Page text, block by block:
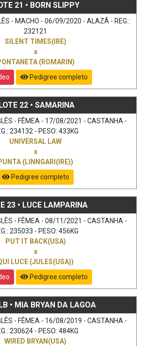
21 • BORN SLIPPY
- MACHO - 06/09/2020 - ALAZÃ - REG.:
232121
SILENT TIMES(IRE)
x
(ROMARIN)
Pedigree completo
22 • SAMARINA
- FÊMEA - 17/08/2021 - CASTANHA -
234132 - PESO: 433KG
UNIVERSAL LAW
x
(LINNGARI(IRE))
Pedigree completo
23 • LUCE LAMPARINA
- FÊMEA - 08/11/2021 - CASTANHA -
235033 - PESO: 456KG
PUT IT BACK(USA)
x
LUCE (JULES(USA))
Pedigree completo
• MIA BRYAN DA LAGOA
- FÊMEA - 16/08/2019 - CASTANHA -
230624 - PESO: 484KG
WIRED BRYAN(USA)